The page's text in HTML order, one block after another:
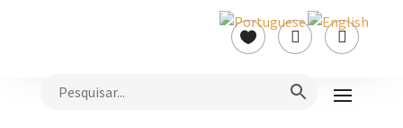
  